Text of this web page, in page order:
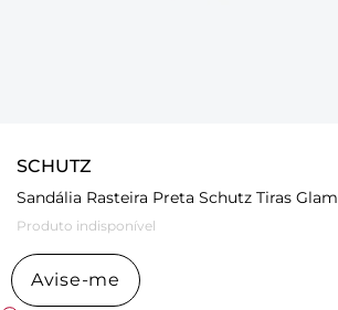
SCHUTZ
Sandália Rasteira Preta Schutz Tiras Glam
Produto indisponível
Avise-me